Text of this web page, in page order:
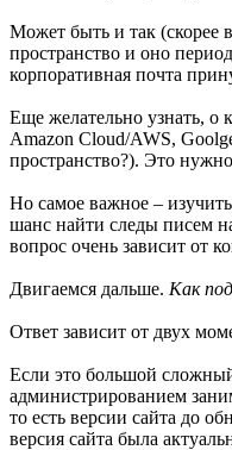
Может быть и так (скорее
пространство и оно
корпоративная почта
Еще желательно узнать, о
Amazon Сloud/AWS,
пространство?). Это
Но самое важное –
шанс найти следы писем
вопрос очень зависит от
Двигаемся дальше. Как
Ответ зависит от двух
Если это большой
администрированием
то есть версии сайта до
версия сайта была